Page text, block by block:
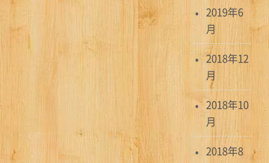
2019年6
月
2018年12
月
2018年10
月
2018年8